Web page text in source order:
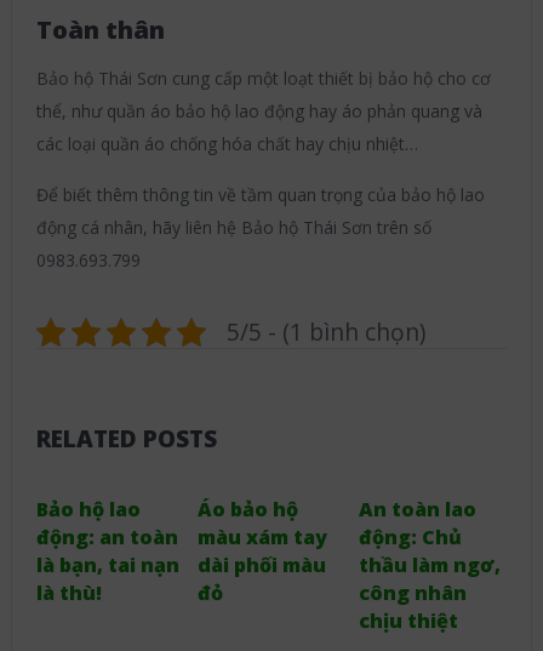
Toàn thân
Bảo hộ Thái Sơn cung cấp một loạt thiết bị bảo hộ cho cơ
thể, như quần áo bảo hộ lao động hay áo phản quang và
các loại quần áo chống hóa chất hay chịu nhiệt…
Để biết thêm thông tin về tầm quan trọng của bảo hộ lao
động cá nhân, hãy liên hệ Bảo hộ Thái Sơn trên số
0983.693.799
5/5 - (1 bình chọn)
RELATED POSTS
Bảo hộ lao
động: an toàn
là bạn, tai nạn
là thù!
Áo bảo hộ
màu xám tay
dài phối màu
đỏ
An toàn lao
động: Chủ
thầu làm ngơ,
công nhân
chịu thiệt